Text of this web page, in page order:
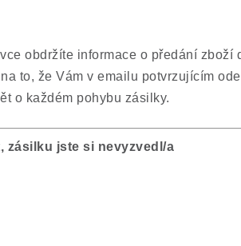
obdržíte informace o předání
to, že Vám v emailu potvrzujícím
o každém pohybu zásilky.
zásilku jste si nevyzvedl/a